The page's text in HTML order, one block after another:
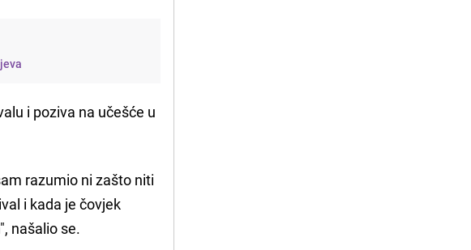
i poziva na učešće u
razumio ni zašto niti
i kada je čovjek
našalio se.